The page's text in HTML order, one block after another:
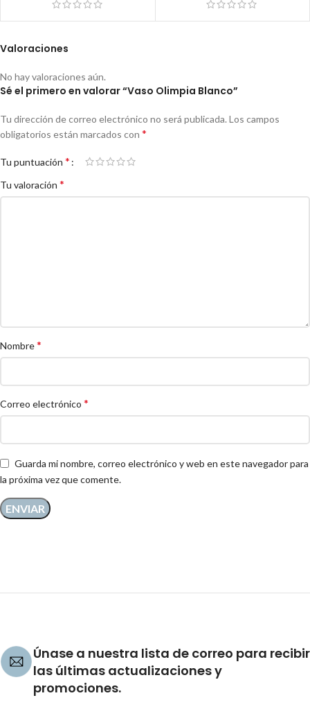
Valoraciones
No hay valoraciones aún.
Sé el primero en valorar “Vaso Olimpia Blanco”
Tu dirección de correo electrónico no será publicada. Los campos
obligatorios están marcados con *
Tu puntuación *
Tu valoración *
Nombre*
Correo electrónico *
Guarda mi nombre, correo electrónico y web en este navegador para
la próxima vez que comente.
Únase a nuestra lista de correo para recibir
las últimas actualizaciones y
promociones.